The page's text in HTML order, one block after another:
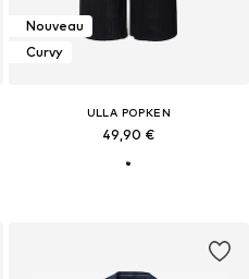
Nouveau
Curvy
ULLA POPKEN
49,90 €